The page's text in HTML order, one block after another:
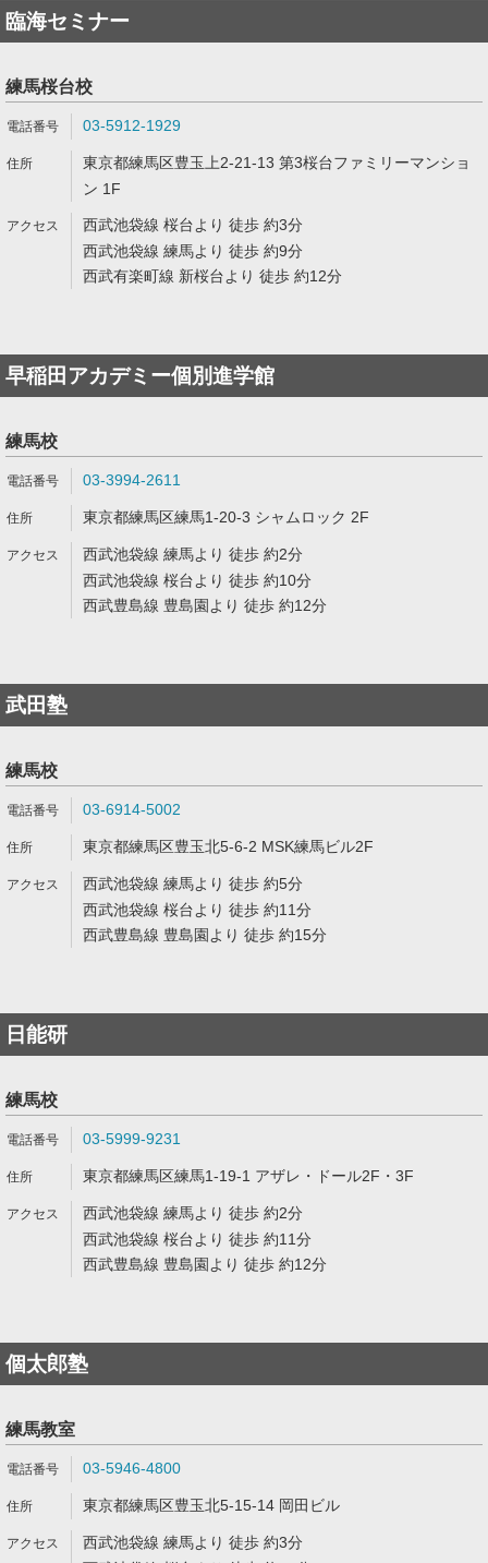
臨海セミナー
練馬桜台校
03-5912-1929
東京都練馬区豊玉上2-21-13 第3桜台ファミリーマンショ
ン 1F
西武池袋線 桜台より 徒歩 約3分
西武池袋線 練馬より 徒歩 約9分
西武有楽町線 新桜台より 徒歩 約12分
早稲田アカデミー個別進学館
練馬校
03-3994-2611
東京都練馬区練馬1-20-3 シャムロック 2F
西武池袋線 練馬より 徒歩 約2分
西武池袋線 桜台より 徒歩 約10分
西武豊島線 豊島園より 徒歩 約12分
武田塾
練馬校
03-6914-5002
東京都練馬区豊玉北5-6-2 MSK練馬ビル2F
西武池袋線 練馬より 徒歩 約5分
西武池袋線 桜台より 徒歩 約11分
西武豊島線 豊島園より 徒歩 約15分
日能研
練馬校
03-5999-9231
東京都練馬区練馬1-19-1 アザレ・ドール2F・3F
西武池袋線 練馬より 徒歩 約2分
西武池袋線 桜台より 徒歩 約11分
西武豊島線 豊島園より 徒歩 約12分
個太郎塾
練馬教室
03-5946-4800
東京都練馬区豊玉北5-15-14 岡田ビル
西武池袋線 練馬より 徒歩 約3分